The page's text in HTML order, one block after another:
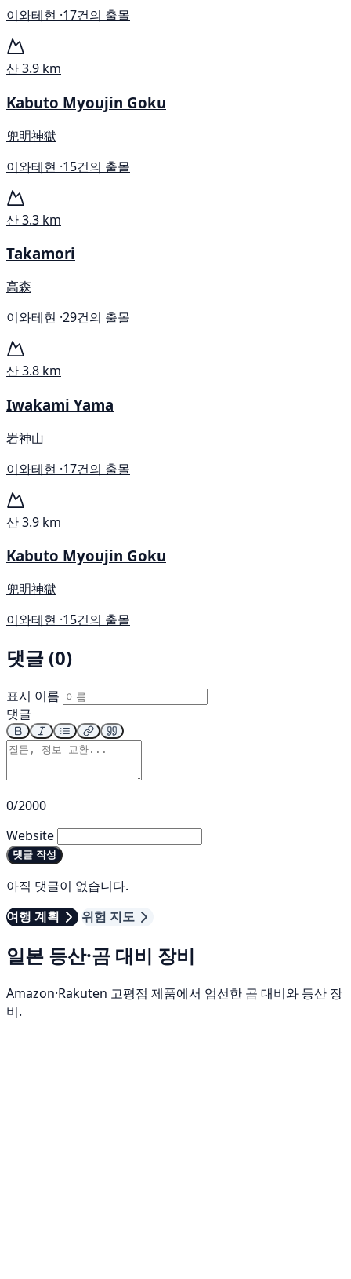
이와테현 ·17건의 출몰
산3.9 km
Kabuto Myoujin Goku
兜明神獄
이와테현 ·15건의 출몰
산3.3 km
Takamori
高森
이와테현 ·29건의 출몰
산3.8 km
Iwakami Yama
岩神山
이와테현 ·17건의 출몰
산3.9 km
Kabuto Myoujin Goku
兜明神獄
이와테현 ·15건의 출몰
댓글 (0)
표시 이름
댓글
0/2000
Website
댓글 작성
아직 댓글이 없습니다.
여행 계획
위험 지도
일본 등산·곰 대비 장비
Amazon·Rakuten 고평점 제품에서 엄선한 곰 대비와 등산 장
비.